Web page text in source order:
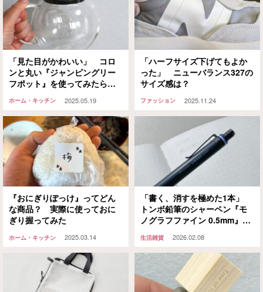
「見た目がかわいい」 コロ
ンと丸い『ジャンピングリー
フポット』を使ってみたら…
「さすがHARIO」
ホーム・キッチン 2025.05.19
「ハーフサイズ下げてもよか
った」 ニューバランス327の
サイズ感は？
ファッション 2025.11.24
『おにぎりぽっけ』ってどん
な商品？ 実際に使っておに
ぎり握ってみた
ホーム・キッチン 2025.03.14
「書く、消すを極めた1本」
トンボ鉛筆のシャーペン『モ
ノグラフファイン 0.5mm』を
生活雑貨 2026.02.08